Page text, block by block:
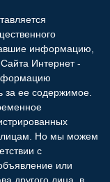
информацию,
Интернет -
за ее содержимое.
лицам. Но мы можем
с
или
другого лица, в